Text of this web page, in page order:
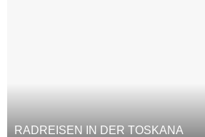
RADREISEN IN DER TOSKANA